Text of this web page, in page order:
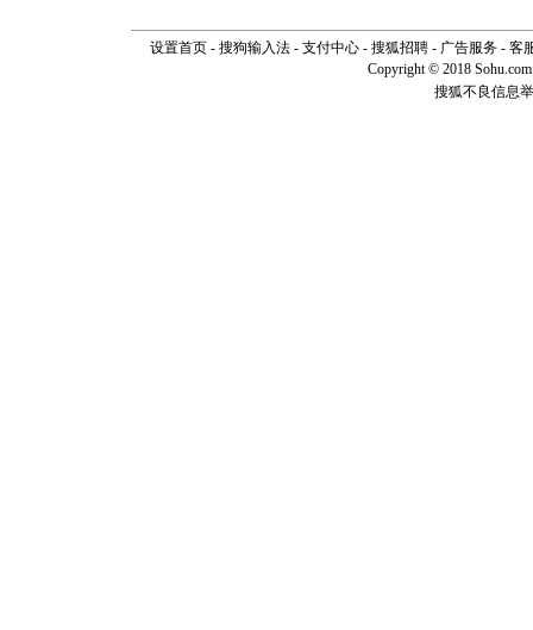
设置首页- 搜狗输入法- 支付中心- 搜狐招聘- 广告服务- 客
Copyright © 2018
搜狐不良信息